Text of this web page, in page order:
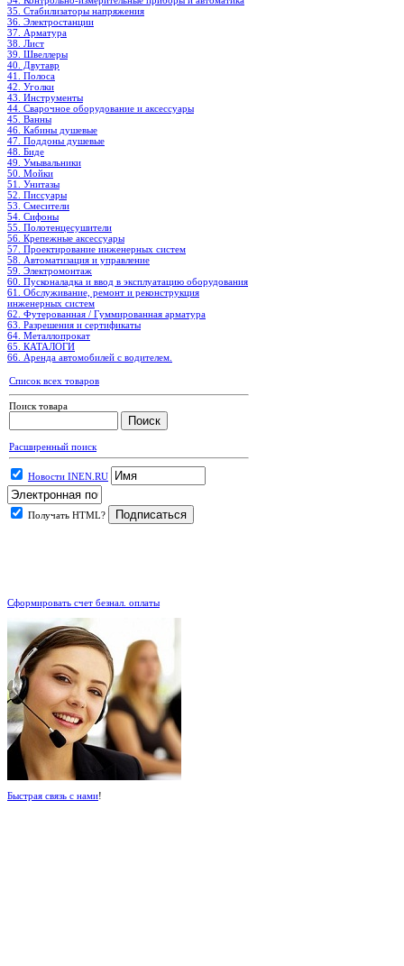
35. Стабилизаторы напряжения
36. Электростанции
37. Арматура
38. Лист
39. Швеллеры
40. Двутавр
41. Полоса
42. Уголки
43. Инструменты
44. Сварочное оборудование и аксессуары
45. Ванны
46. Кабины душевые
47. Поддоны душевые
48. Биде
49. Умывальники
50. Мойки
51. Унитазы
52. Писсуары
53. Смесители
54. Сифоны
55. Полотенцесушители
56. Крепежные аксессуары
57. Проектирование инженерных систем
58. Автоматизация и управление
59. Электромонтаж
60. Пусконаладка и ввод в эксплуатацию оборудования
61. Обслуживание, ремонт и реконструкция
инженерных систем
62. Футерованная / Гуммированная арматура
63. Разрешения и сертификаты
64. Металлопрокат
65. КАТАЛОГИ
66. Аренда автомобилей с водителем.
Список всех товаров
Поиск товара
Расширенный поиск
Новости INEN.RU
Получать HTML?
Сформировать счет безнал. оплаты
Быстрая связь с нами!